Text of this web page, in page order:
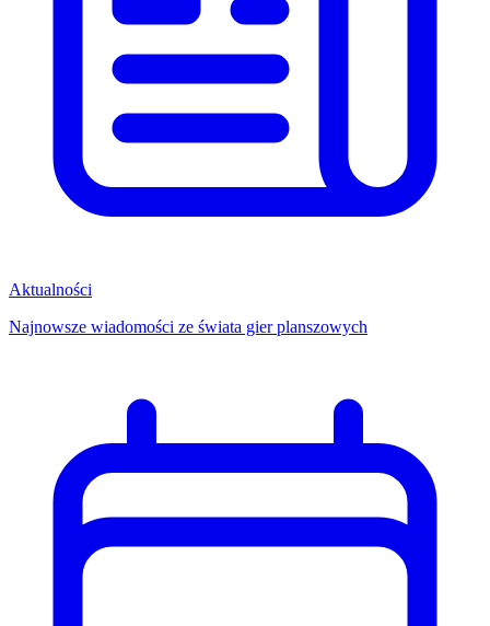
Aktualności
Najnowsze wiadomości ze świata gier planszowych